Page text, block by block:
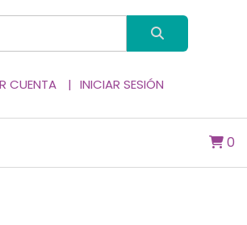
CUENTA INICIAR SESIÓN
0